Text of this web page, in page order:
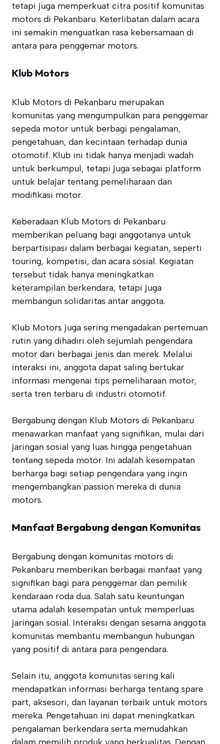
tetapi juga memperkuat citra positif komunitas
motors di Pekanbaru. Keterlibatan dalam acara
ini semakin menguatkan rasa kebersamaan di
antara para penggemar motors.
Klub Motors
Klub Motors di Pekanbaru merupakan
komunitas yang mengumpulkan para penggemar
sepeda motor untuk berbagi pengalaman,
pengetahuan, dan kecintaan terhadap dunia
otomotif. Klub ini tidak hanya menjadi wadah
untuk berkumpul, tetapi juga sebagai platform
untuk belajar tentang pemeliharaan dan
modifikasi motor.
Keberadaan Klub Motors di Pekanbaru
memberikan peluang bagi anggotanya untuk
berpartisipasi dalam berbagai kegiatan, seperti
touring, kompetisi, dan acara sosial. Kegiatan
tersebut tidak hanya meningkatkan
keterampilan berkendara, tetapi juga
membangun solidaritas antar anggota.
Klub Motors juga sering mengadakan pertemuan
rutin yang dihadiri oleh sejumlah pengendara
motor dari berbagai jenis dan merek. Melalui
interaksi ini, anggota dapat saling bertukar
informasi mengenai tips pemeliharaan motor,
serta tren terbaru di industri otomotif.
Bergabung dengan Klub Motors di Pekanbaru
menawarkan manfaat yang signifikan, mulai dari
jaringan sosial yang luas hingga pengetahuan
tentang sepeda motor. Ini adalah kesempatan
berharga bagi setiap pengendara yang ingin
mengembangkan passion mereka di dunia
motors.
Manfaat Bergabung dengan Komunitas
Bergabung dengan komunitas motors di
Pekanbaru memberikan berbagai manfaat yang
signifikan bagi para penggemar dan pemilik
kendaraan roda dua. Salah satu keuntungan
utama adalah kesempatan untuk memperluas
jaringan sosial. Interaksi dengan sesama anggota
komunitas membantu membangun hubungan
yang positif di antara para pengendara.
Selain itu, anggota komunitas sering kali
mendapatkan informasi berharga tentang spare
part, aksesori, dan layanan terbaik untuk motors
mereka. Pengetahuan ini dapat meningkatkan
pengalaman berkendara serta memudahkan